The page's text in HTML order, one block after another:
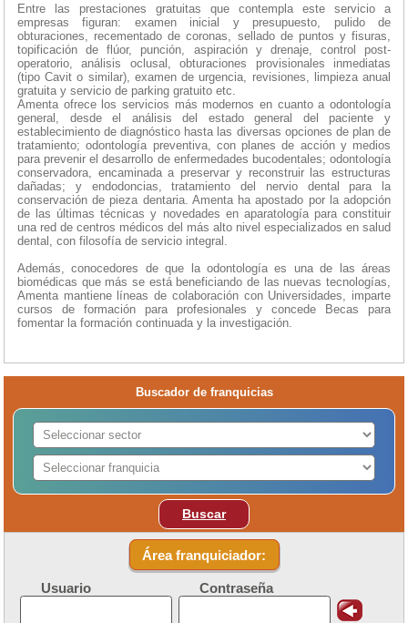
Entre las prestaciones gratuitas que contempla este servicio a
empresas figuran: examen inicial y presupuesto, pulido de
obturaciones, recementado de coronas, sellado de puntos y fisuras,
topificación de flúor, punción, aspiración y drenaje, control post-
operatorio, análisis oclusal, obturaciones provisionales inmediatas
(tipo Cavit o similar), examen de urgencia, revisiones, limpieza anual
gratuita y servicio de parking gratuito etc.
Amenta ofrece los servicios más modernos en cuanto a odontología
general, desde el análisis del estado general del paciente y
establecimiento de diagnóstico hasta las diversas opciones de plan de
tratamiento; odontología preventiva, con planes de acción y medios
para prevenir el desarrollo de enfermedades bucodentales; odontología
conservadora, encaminada a preservar y reconstruir las estructuras
dañadas; y endodoncias, tratamiento del nervio dental para la
conservación de pieza dentaria. Amenta ha apostado por la adopción
de las últimas técnicas y novedades en aparatología para constituir
una red de centros médicos del más alto nivel especializados en salud
dental, con filosofía de servicio integral.
Además, conocedores de que la odontología es una de las áreas
biomédicas que más se está beneficiando de las nuevas tecnologías,
Amenta mantiene líneas de colaboración con Universidades, imparte
cursos de formación para profesionales y concede Becas para
fomentar la formación continuada y la investigación.
Buscador de franquicias
Buscar
Área franquiciador:
Usuario Contraseña